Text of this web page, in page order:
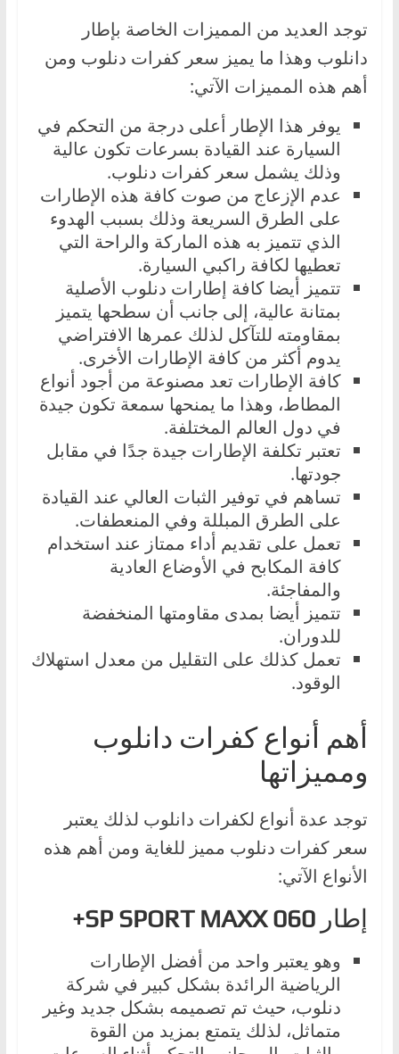
توجد العديد من المميزات الخاصة بإطار
دانلوب وهذا ما يميز سعر كفرات دنلوب ومن
أهم هذه المميزات الآتي:
يوفر هذا الإطار أعلى درجة من التحكم في
السيارة عند القيادة بسرعات تكون عالية
وذلك يشمل سعر كفرات دنلوب.
عدم الإزعاج من صوت كافة هذه الإطارات
على الطرق السريعة وذلك بسبب الهدوء
الذي تتميز به هذه الماركة والراحة التي
تعطيها لكافة راكبي السيارة.
تتميز أيضا كافة إطارات دنلوب الأصلية
بمتانة عالية، إلى جانب أن سطحها يتميز
بمقاومته للتآكل لذلك عمرها الافتراضي
يدوم أكثر من كافة الإطارات الأخرى.
كافة الإطارات تعد مصنوعة من أجود أنواع
المطاط، وهذا ما يمنحها سمعة تكون جيدة
في دول العالم المختلفة.
تعتبر تكلفة الإطارات جيدة جدًا في مقابل
جودتها.
تساهم في توفير الثبات العالي عند القيادة
على الطرق المبللة وفي المنعطفات.
تعمل على تقديم أداء ممتاز عند استخدام
كافة المكابح في الأوضاع العادية
والمفاجئة.
تتميز أيضا بمدى مقاومتها المنخفضة
للدوران.
تعمل كذلك على التقليل من معدل استهلاك
الوقود.
أهم أنواع كفرات دانلوب
ومميزاتها
توجد عدة أنواع لكفرات دانلوب لذلك يعتبر
سعر كفرات دنلوب مميز للغاية ومن أهم هذه
الأنواع الآتي:
إطار SP SPORT MAXX 060+
وهو يعتبر واحد من أفضل الإطارات
الرياضية الرائدة بشكل كبير في شركة
دنلوب، حيث تم تصميمه بشكل جديد وغير
متماثل، لذلك يتمتع بمزيد من القوة